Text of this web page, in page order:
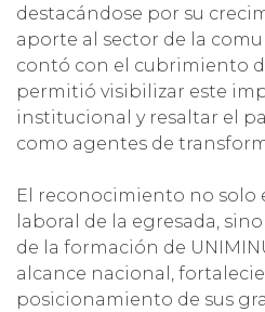
destacándose por su
aporte al sector de la
contó con el cubrimiento
permitió visibilizar este
institucional y resaltar el
como agentes de
El reconocimiento no solo
laboral de la egresada,
de la formación de
alcance nacional,
posicionamiento de sus